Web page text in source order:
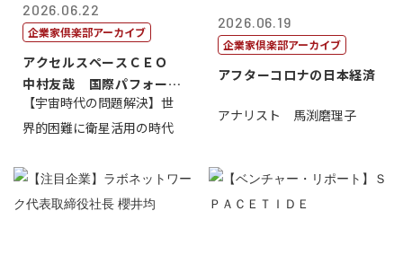
2026.06.22
企業家倶楽部アーカイブ
アクセルスペースＣＥＯ
中村友哉 国際パフォーマ
ンス研究所代...
【宇宙時代の問題解決】世
界的困難に衛星活用の時代
2026.06.19
企業家倶楽部アーカイブ
アフターコロナの日本経済
アナリスト 馬渕磨理子